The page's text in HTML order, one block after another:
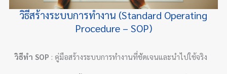
วิธีสร้างระบบการทำงาน (Standard Operating
Procedure – SOP)
วิธีทำ SOP : คู่มือสร้างระบบการทำงานที่ชัดเจนและนำไปใช้จริง